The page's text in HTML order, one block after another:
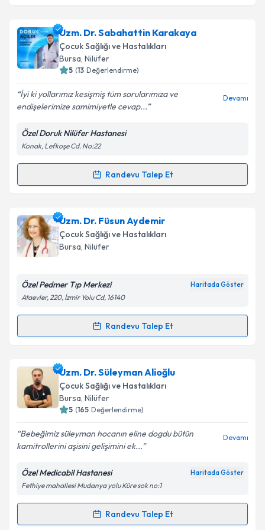
Takvim Talebini Gönder
Uzm. Dr. Cengiz Yenigüliçin randevu takvimi talebi
oluşturun. Size bu uzmandan randevu almanız için bir
takvim hazırlandığında e-posta ile bilgilendireceğiz.
Kişisel verilerimin işlenmesine ilişkin
Metni'ni okudum ve kişisel verilerimin belirtilen
kapsamda işlenmesini kabul ediyorum.
Uzm. Dr. Sabahattin Karakaya
Çocuk Sağlığı ve Hastalıkları
Bursa, Nilüfer
5 (13 Değerlendirme)
İyi ki yollarımız kesişmiş tüm sorularımıza ve
endişelerimize samimiyetle cevap...
Devamı
Özel Doruk Nilüfer Hastanesi
Konak, Lefkoşe Cd. No:22
Randevu Talep Et
Randevu Takvimi Talebi
Uzm. Dr. Sabahattin Karakaya
talebi oluşturun. Size bu uzmandan randevu almanız
için bir takvim hazırlandığında e-posta ile
bilgilendireceğiz.
Kişisel verilerimin işlenmesine ilişkinAydınlatma
kapsamda işlenmesini kabul ediyorum.
Takvim Talebini Gönder
Uzm. Dr. Füsun Aydemir
Çocuk Sağlığı ve Hastalıkları
Bursa, Nilüfer
Özel Pedmer Tıp Merkezi Haritada Göster
Ataevler, 220, İzmir Yolu Cd, 16140
Randevu Talep Et
Randevu Takvimi Talebi
Uzm. Dr. Füsun Aydemiriçin randevu takvimi talebi
oluşturun. Size bu uzmandan randevu almanız için bir
takvim hazırlandığında e-posta ile bilgilendireceğiz.
Kişisel verilerimin işlenmesine ilişkin
Aydınlatma
Metni'ni okudum ve kişisel verilerimin belirtilen
kapsamda işlenmesini kabul ediyorum.
Uzm. Dr. Süleyman Alioğlu
Çocuk Sağlığı ve Hastalıkları
Bursa, Nilüfer
5 (165 Değerlendirme)
Bebeğimiz süleyman hocanın eline dogdu bütün
kamitrollerini aşisini gelişimini ek...
Devamı
Özel Medicabil Hastanesi Haritada Göster
Fethiye mahallesi Mudanya yolu Küre sok no:1
Randevu Talep Et
Randevu Takvimi Talebi